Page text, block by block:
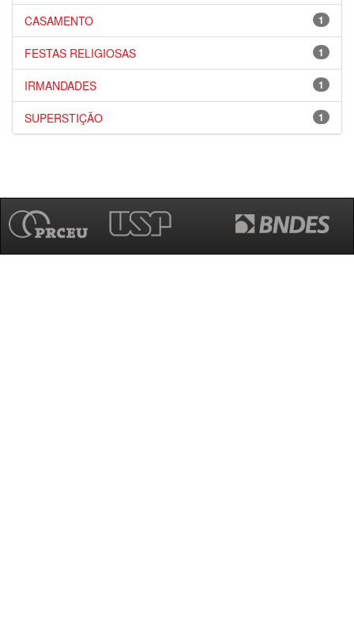
1
CASAMENTO
1
FESTAS RELIGIOSAS
1
IRMANDADES
1
SUPERSTIÇÃO